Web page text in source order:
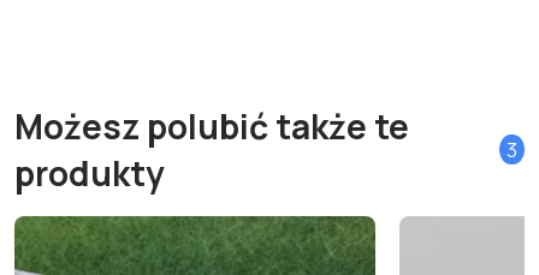
Możesz polubić także te
produkty
3